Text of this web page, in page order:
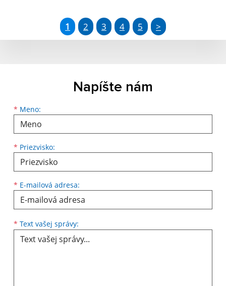
1 2 3 4 5 >
Napíšte nám
* Meno:
Meno
* Priezvisko:
Priezvisko
* E-mailová adresa:
E-mailová adresa
* Text vašej správy: